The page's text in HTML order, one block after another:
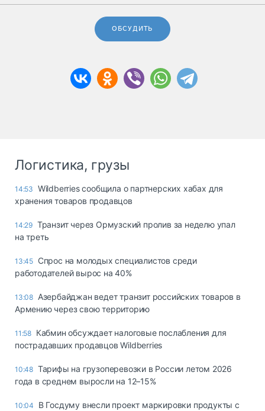
ОБСУДИТЬ
Логистика, грузы
14:53 Wildberries сообщила о партнерских хабах для
хранения товаров продавцов
14:29 Транзит через Ормузский пролив за неделю упал
на треть
13:45 Спрос на молодых специалистов среди
работодателей вырос на 40%
13:08 Азербайджан ведет транзит российских товаров в
Армению через свою территорию
11:58 Кабмин обсуждает налоговые послабления для
пострадавших продавцов Wildberries
10:48 Тарифы на грузоперевозки в России летом 2026
года в среднем выросли на 12–15%
10:04
В Госдуму внесли проект маркировки продукты с